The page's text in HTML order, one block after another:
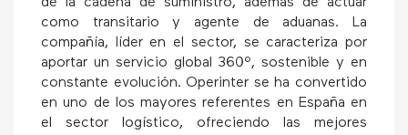
como transitario y agente de aduanas. La
compañía, líder en el sector, se caracteriza por
aportar un servicio global 360º, sostenible y en
constante evolución. Operinter se ha convertido
en uno de los mayores referentes en España en
el sector logístico, ofreciendo las mejores